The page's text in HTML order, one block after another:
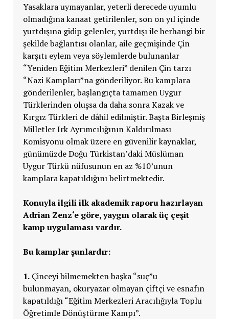
Yasaklara uymayanlar, yeterli derecede uyumlu
olmadığına kanaat getirilenler, son on yıl içinde
yurtdışına gidip gelenler, yurtdışı ile herhangi bir
şekilde bağlantısı olanlar, aile geçmişinde Çin
karşıtı eylem veya söylemlerde bulunanlar
“Yeniden Eğitim Merkezleri” denilen Çin tarzı
“Nazi Kampları”na gönderiliyor. Bu kamplara
gönderilenler, başlangıçta tamamen Uygur
Türklerinden oluşsa da daha sonra Kazak ve
Kırgız Türkleri de dâhil edilmiştir. Başta Birleşmiş
Milletler Irk Ayrımcılığının Kaldırılması
Komisyonu olmak üzere en güvenilir kaynaklar,
günümüzde Doğu Türkistan’daki Müslüman
Uygur Türkü nüfusunun en az %10’unun
kamplara kapatıldığını belirtmektedir.
Konuyla ilgili ilk akademik raporu hazırlayan
Adrian Zenz‘e göre, yaygın olarak üç çeşit
kamp uygulaması vardır.
Bu kamplar şunlardır:
1.Çinceyi bilmemekten başka “suç”u
bulunmayan, okuryazar olmayan çiftçi ve esnafın
kapatıldığı “Eğitim Merkezleri Aracılığıyla Toplu
Öğretimle Dönüştürme Kampı”.